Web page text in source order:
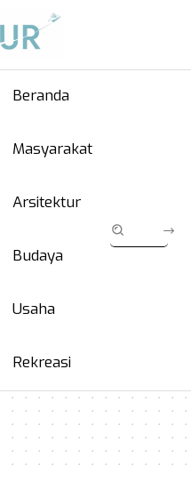
Beranda
Masyarakat
Arsitektur
Budaya
Usaha
Rekreasi